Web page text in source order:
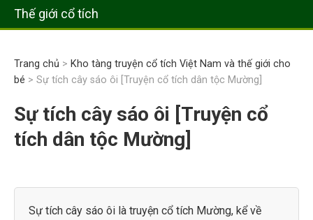
Thế giới cổ tích
Trang chủ > Kho tàng truyện cổ tích Việt Nam và thế giới cho
bé > Sự tích cây sáo ôi [Truyện cổ tích dân tộc Mường]
Sự tích cây sáo ôi [Truyện cổ
tích dân tộc Mường]
Sự tích cây sáo ôi là truyện cổ tích Mường, kể về